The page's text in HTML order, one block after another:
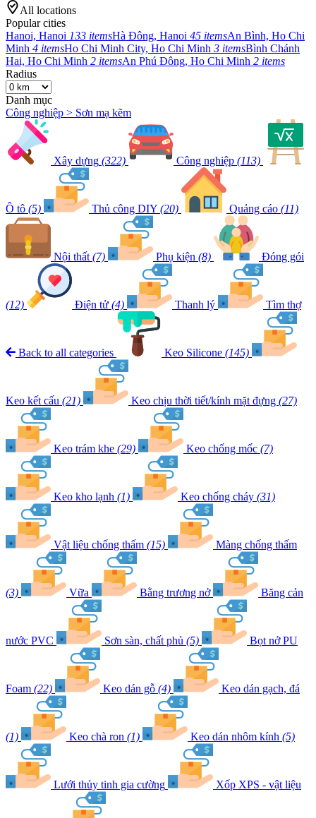
All locations
Popular cities
Hanoi, Hanoi 133 itemsHà Đông, Hanoi 45 itemsAn Bình, Ho Chi
Minh 4 itemsHo Chi Minh City, Ho Chi Minh 3 itemsBình Chánh
Hai, Ho Chi Minh 2 itemsAn Phú Đông, Ho Chi Minh 2 items
Radius
Danh mục
Công nghiệp > Sơn mạ kẽm
Xây dựng (322) Công nghiệp (113)
Ô tô (5) Thủ công DIY (20) Quảng cáo (11)
Nội thất (7) Phụ kiện (8) Đóng gói
(12) Điện tử (4) Thanh lý Tìm thợ
Back to all categories Keo Silicone (145)
Keo kết cấu (21) Keo chịu thời tiết/kính mặt đựng (27)
Keo trám khe (29) Keo chống mốc (7)
Keo kho lạnh (1) Keo chống cháy (31)
Vật liệu chống thấm (15) Màng chống thấm
(3) Vữa Bằng trương nở Băng cản
nước PVC Sơn sàn, chất phủ (5) Bọt nở PU
Foam (22) Keo dán gỗ (4) Keo dán gạch, đá
(1) Keo chà ron (1) Keo dán nhôm kính (5)
Lưới thủy tinh gia cường Xốp XPS - vật liệu